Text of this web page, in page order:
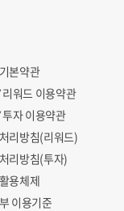
본약관
리워드 이용약관
투자 이용약관
리방침(리워드)
리방침(투자)
용체제
이용기준